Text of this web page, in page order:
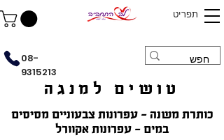
תפריט
08-
9315213
טושים למנגה
כותרת משנה - עפרונות צבעוניים מסיסים
במים - עפרונות אקוורל